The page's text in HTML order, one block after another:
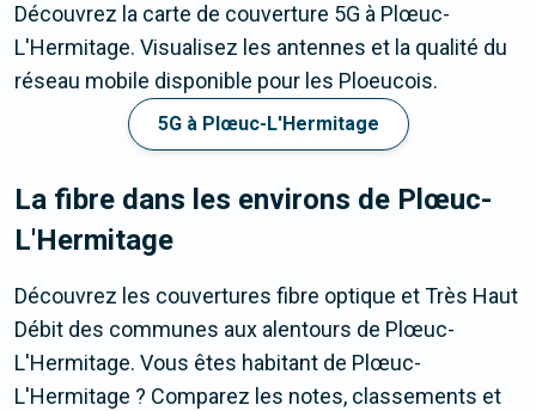
Découvrez la carte de couverture 5G à Plœuc-
L'Hermitage. Visualisez les antennes et la qualité du
réseau mobile disponible pour les Ploeucois.
5G à Plœuc-L'Hermitage
La fibre dans les environs de Plœuc-
L'Hermitage
Découvrez les couvertures fibre optique et Très Haut
Débit des communes aux alentours de Plœuc-
L'Hermitage. Vous êtes habitant de Plœuc-
L'Hermitage ? Comparez les notes, classements et